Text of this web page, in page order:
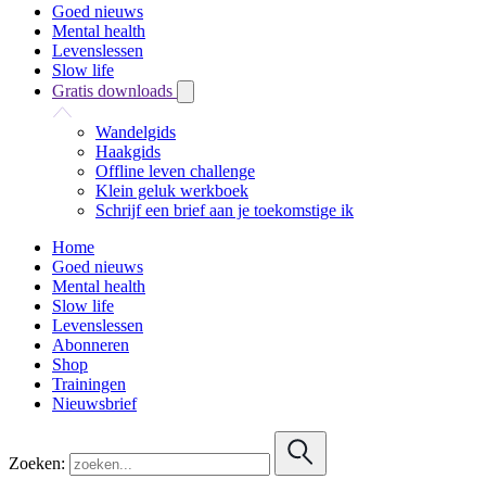
Goed nieuws
Mental health
Levenslessen
Slow life
Gratis downloads
Wandelgids
Haakgids
Offline leven challenge
Klein geluk werkboek
Schrijf een brief aan je toekomstige ik
Home
Goed nieuws
Mental health
Slow life
Levenslessen
Abonneren
Shop
Trainingen
Nieuwsbrief
Zoeken: